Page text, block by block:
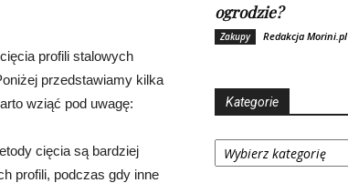
profili stalowych
przedstawiamy kilka
wziąć pod uwagę:
cięcia są bardziej
profili, podczas gdy inne
ogrodzie?
Zakupy Redakcja Morini.pl
Kategorie
Kategorie